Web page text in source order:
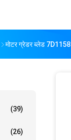
मोटर ग्रेडर ब्लेड 7D1158
(39)
(26)